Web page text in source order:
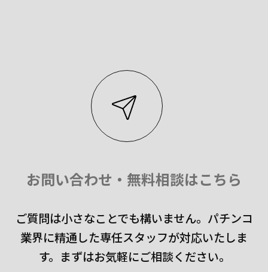
お問い合わせ・無料相談はこちら
ご質問は小さなことでも構いません。 パチンコ
業界に精通した専任スタッフが対応いたしま
す。 まずはお気軽にご相談ください。